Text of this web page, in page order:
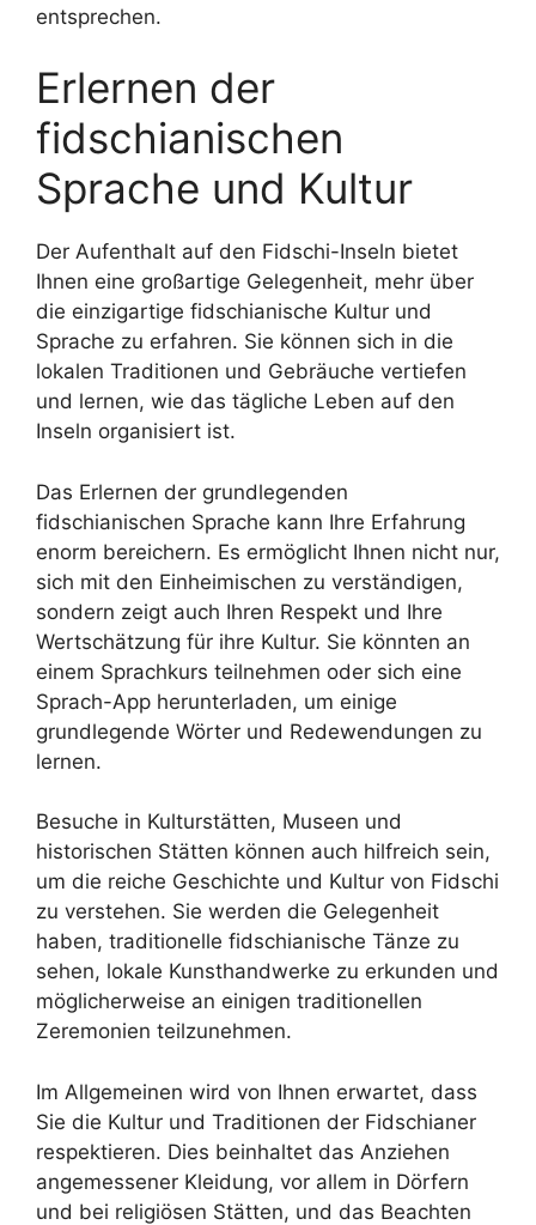
entsprechen.
Erlernen der
fidschianischen
Sprache und Kultur
Der Aufenthalt auf den Fidschi-Inseln bietet
Ihnen eine großartige Gelegenheit, mehr über
die einzigartige fidschianische Kultur und
Sprache zu erfahren. Sie können sich in die
lokalen Traditionen und Gebräuche vertiefen
und lernen, wie das tägliche Leben auf den
Inseln organisiert ist.
Das Erlernen der grundlegenden
fidschianischen Sprache kann Ihre Erfahrung
enorm bereichern. Es ermöglicht Ihnen nicht nur,
sich mit den Einheimischen zu verständigen,
sondern zeigt auch Ihren Respekt und Ihre
Wertschätzung für ihre Kultur. Sie könnten an
einem Sprachkurs teilnehmen oder sich eine
Sprach-App herunterladen, um einige
grundlegende Wörter und Redewendungen zu
lernen.
Besuche in Kulturstätten, Museen und
historischen Stätten können auch hilfreich sein,
um die reiche Geschichte und Kultur von Fidschi
zu verstehen. Sie werden die Gelegenheit
haben, traditionelle fidschianische Tänze zu
sehen, lokale Kunsthandwerke zu erkunden und
möglicherweise an einigen traditionellen
Zeremonien teilzunehmen.
Im Allgemeinen wird von Ihnen erwartet, dass
Sie die Kultur und Traditionen der Fidschianer
respektieren. Dies beinhaltet das Anziehen
angemessener Kleidung, vor allem in Dörfern
und bei religiösen Stätten, und das Beachten